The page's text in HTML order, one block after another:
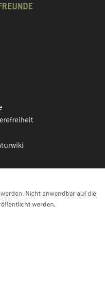
Nicht anwendbar auf die
werden.